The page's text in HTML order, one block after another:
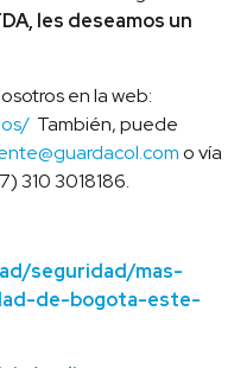
les deseamos un
en la web:
También, puede
o vía
310 3018186.
seguridad/mas-
de-bogota-este-